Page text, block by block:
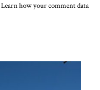
Learn how your comment data